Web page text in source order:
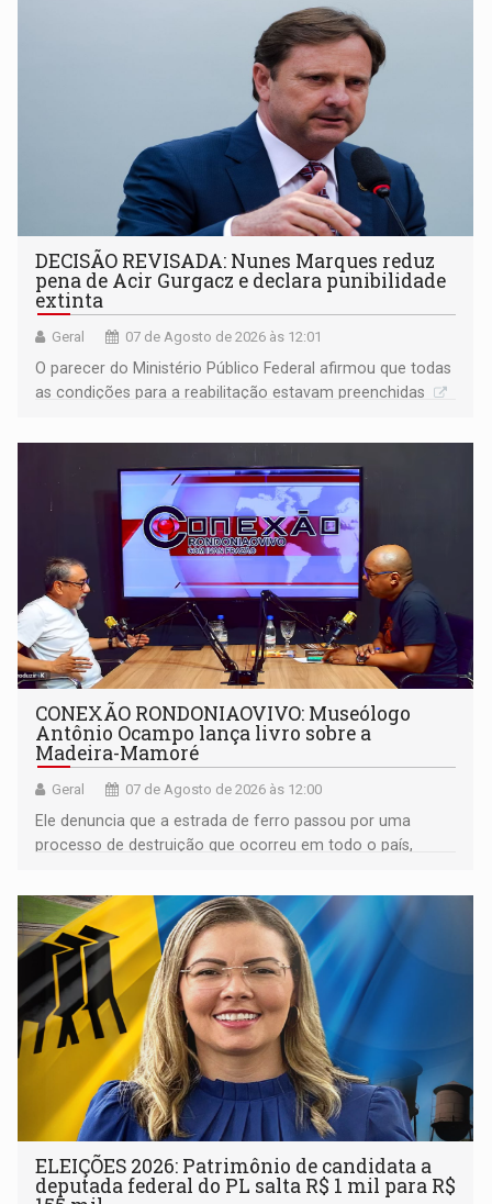
DECISÃO REVISADA: Nunes Marques reduz
pena de Acir Gurgacz e declara punibilidade
extinta
Geral 07 de Agosto de 2026 às 12:01
O parecer do Ministério Público Federal afirmou que todas
as condições para a reabilitação estavam preenchidas
CONEXÃO RONDONIAOVIVO: Museólogo
Antônio Ocampo lança livro sobre a
Madeira-Mamoré
Geral 07 de Agosto de 2026 às 12:00
Ele denuncia que a estrada de ferro passou por uma
processo de destruição que ocorreu em todo o país,
ELEIÇÕES 2026: Patrimônio de candidata a
deputada federal do PL salta R$ 1 mil para R$